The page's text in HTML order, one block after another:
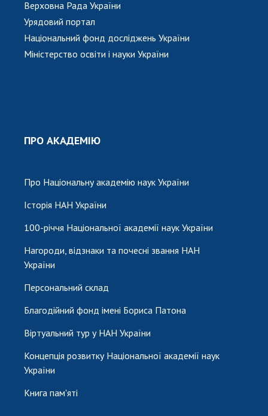
Верховна Рада України
Урядовий портал
Національний фонд досліджень України
Міністерство освіти і науки України
ПРО АКАДЕМІЮ
Про Національну академію наук України
Історія НАН України
100-річчя Національної академії наук України
Нагороди, відзнаки та почесні звання НАН
України
Персональний склад
Благодійний фонд імені Бориса Патона
Віртуальний тур у НАН України
Концепція розвитку Національної академії наук
України
Книга пам'яті